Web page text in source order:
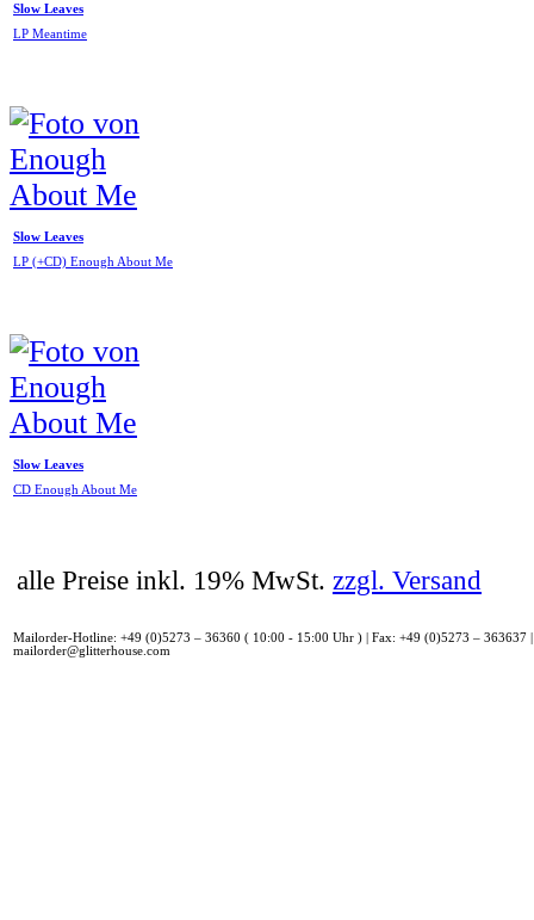
Slow Leaves
LP Meantime
Slow Leaves
LP (+CD) Enough About Me
Slow Leaves
CD Enough About Me
alle Preise inkl. 19% MwSt. zzgl. Versand
Mailorder-Hotline: +49 (0)5273 – 36360 ( 10:00 - 15:00 Uhr ) | Fax: +49 (0)5273 – 363637
mailorder@glitterhouse.com